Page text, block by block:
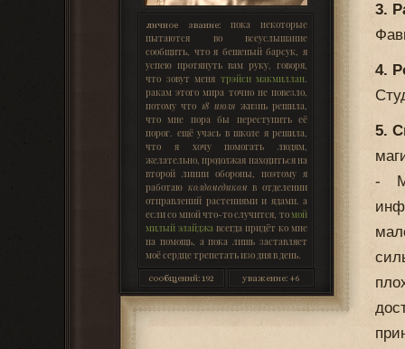
личное звание:
пока некоторые
пытаются во всеуслышание
сообщить, что я бешеный барсук, я
успею протянуть вам руку, говоря,
что зовут меня трэйси макмиллан.
ракам этого мира точно не повезло,
потому что 18 июля жизнь решила,
что мне пора бы переступить её
порог. ещё учась в школе я решила,
что я хочу помогать людям,
желательно, продолжая находиться на
второй линии обороны, поэтому я
работаю колдомедиком в отделении
отправлений растениями и ядами. а
если со мной что-то случится, томой
милый элайджа всегда придёт ко мне
на помощь, а пока лишь заставляет
моё сердце трепетать изо дня в день.
сообщений:192 уважение: +6
3.
4.
5.
-